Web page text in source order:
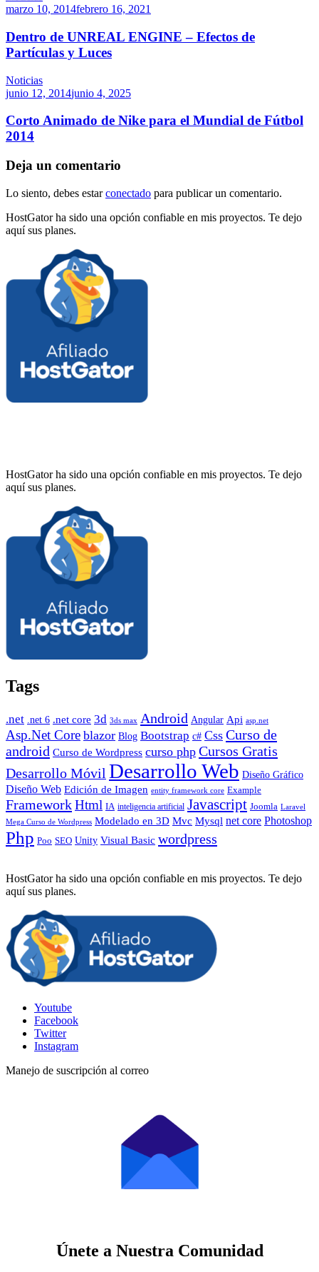
marzo 10, 2014febrero 16, 2021
Dentro de UNREAL ENGINE – Efectos de
Partículas y Luces
Noticias
junio 12, 2014junio 4, 2025
Corto Animado de Nike para el Mundial de Fútbol
2014
Deja un comentario
Lo siento, debes estarconectado para publicar un comentario.
HostGator ha sido una opción confiable en mis proyectos. Te dejo
aquí sus planes.
HostGator ha sido una opción confiable en mis proyectos. Te dejo
aquí sus planes.
Tags
.net .net 6 .net core 3d 3ds max Android Angular Api asp.net
Asp.Net Core blazor Blog Bootstrap c# Css Curso de
android Curso de Wordpress curso php Cursos Gratis
Desarrollo Móvil Desarrollo Web Diseño Gráfico
Diseño Web Edición de Imagen entity framework core Example
FrameworkHtml IA inteligencia artificial Javascript Joomla Laravel
Mega Curso de Wordpress Modelado en 3D Mvc Mysql net core Photoshop
Php Poo SEO Unity Visual Basic wordpress
HostGator ha sido una opción confiable en mis proyectos. Te dejo
aquí sus planes.
Youtube
Facebook
Twitter
Instagram
Manejo de suscripción al correo
Únete a Nuestra Comunidad